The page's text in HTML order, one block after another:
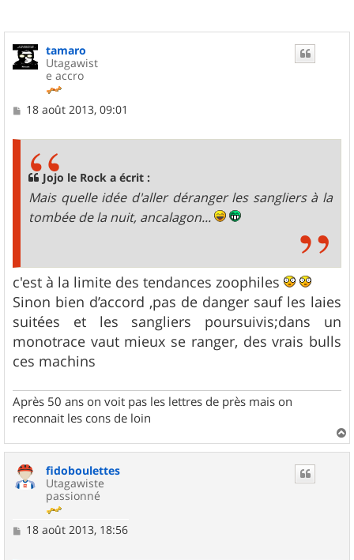
tamaro
Utagawist
e accro
M18 août 2013, 09:01
Jojo le Rock a écrit :
Mais quelle idée d'aller déranger les sangliers à la
tombée de la nuit, ancalagon...
c'est à la limite des tendances zoophiles
Sinon bien d’accord ,pas de danger sauf les laies
suitées et les sangliers poursuivis;dans un
monotrace vaut mieux se ranger, des vrais bulls
ces machins
Après 50 ans on voit pas les lettres de près mais on
reconnait les cons de loin
a
fidoboulettes
Utagawiste
passionné
M18 août 2013, 18:56